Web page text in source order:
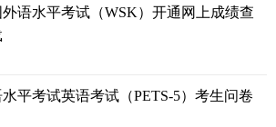
语水平考试（WSK）开通网上成绩查
平考试英语考试（PETS-5）考生问卷